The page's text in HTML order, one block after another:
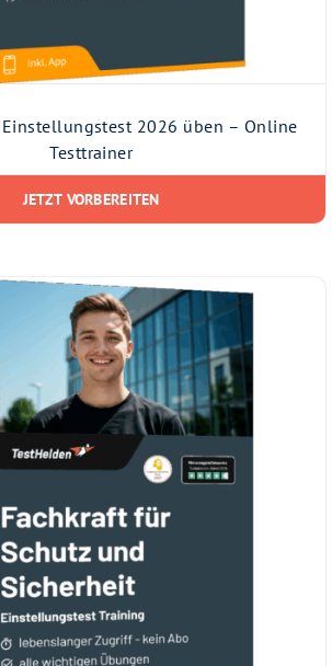
2026 üben – Online
Testtrainer
JETZT VORBEREITEN